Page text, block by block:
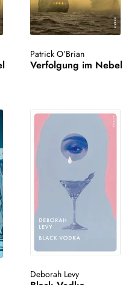
Patrick O’Brian
Verfolgung im Nebel
Deborah Levy